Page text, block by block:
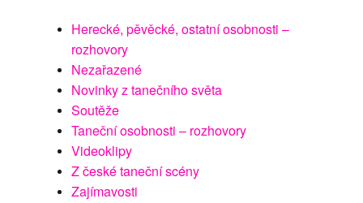
Herecké, pěvěcké, ostatní osobnosti –
rozhovory
Nezařazené
Novinky z tanečního světa
Soutěže
Taneční osobnosti – rozhovory
Videoklipy
Z české taneční scény
Zajímavosti